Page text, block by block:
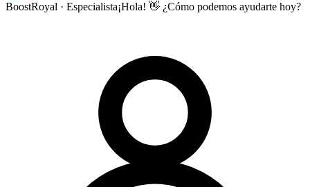
BoostRoyal · Especialista¡Hola! 👋 ¿Cómo podemos ayudarte hoy?